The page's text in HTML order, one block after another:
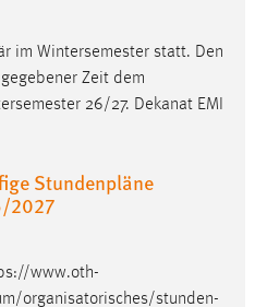
im Wintersemester statt. Den
Zeit dem
26/27. Dekanat EMI
Stundenpläne
2027
www.oth-
organisatorisches/stunden-
mibew_locale, mibew-
nutzen zu können.